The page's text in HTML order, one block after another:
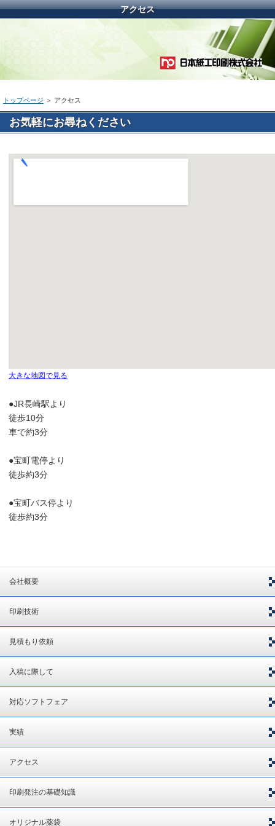
アクセス
トップページ ＞ アクセス
お気軽にお尋ねください
大きな地図で見る
●JR長崎駅より
徒歩10分
車で約3分
●宝町電停より
徒歩約3分
●宝町バス停より
徒歩約3分
会社概要
印刷技術
見積もり依頼
入稿に際して
対応ソフトフェア
実績
アクセス
印刷発注の基礎知識
オリジナル薬袋